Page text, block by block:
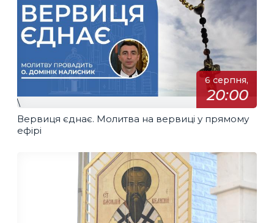
6 серпня,
20:00
\
Вервиця єднає. Молитва на вервиці у прямому
ефірі